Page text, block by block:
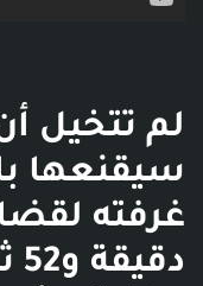
لم تتخيل
سيقنعها